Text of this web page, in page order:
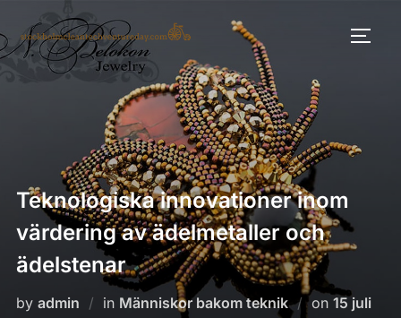
to
content
Teknologiska innovationer inom
värdering av ädelmetaller och
ädelstenar
by admin in Människor bakom teknik on Posted
15 juli